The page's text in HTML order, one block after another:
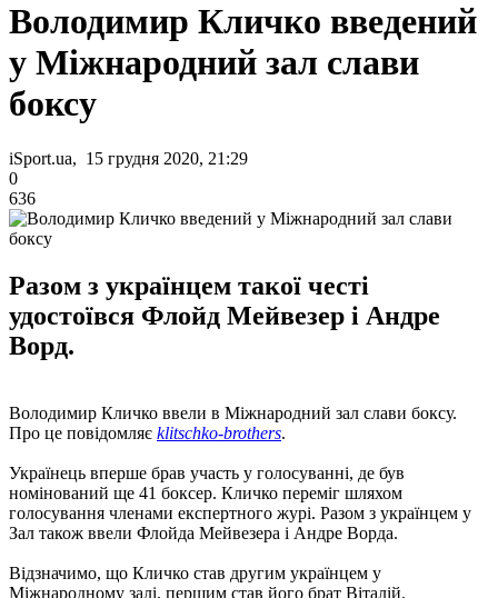
Володимир Кличко введений
у Міжнародний зал слави
боксу
iSport.ua, 15 грудня 2020, 21:29
0
636
Разом з українцем такої честі
удостоївся Флойд Мейвезер і Андре
Ворд.
Володимир Кличко ввели в Міжнародний зал слави боксу.
Про це повідомляє klitschko-brothers.
Українець вперше брав участь у голосуванні, де був
номінований ще 41 боксер. Кличко переміг шляхом
голосування членами експертного журі. Разом з українцем у
Зал також ввели Флойда Мейвезера і Андре Ворда.
Відзначимо, що Кличко став другим українцем у
Міжнародному залі, першим став його брат Віталій.